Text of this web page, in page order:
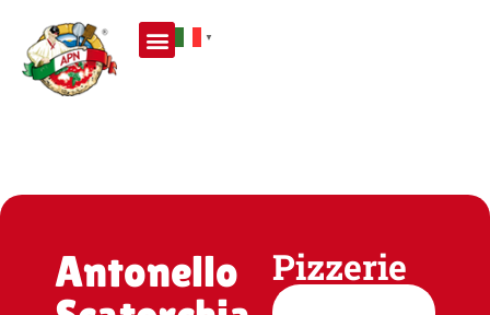
▼
Antonello
Pizzerie